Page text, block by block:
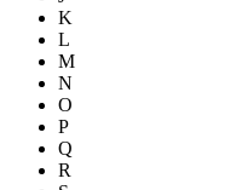
K
L
M
N
O
P
Q
R